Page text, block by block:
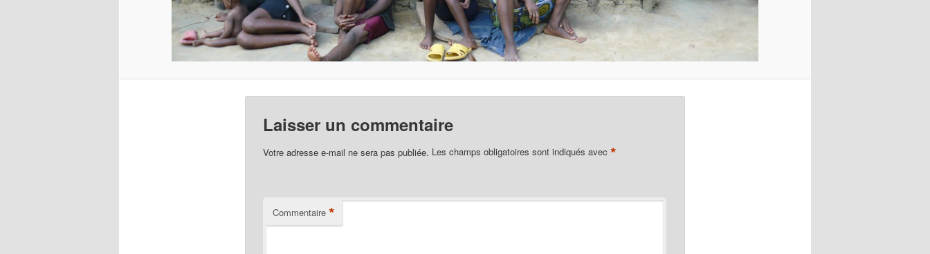
Laisser un commentaire
Votre adresse e-mail ne sera pas publiée. Les champs obligatoires sont indiqués avec *
Commentaire *